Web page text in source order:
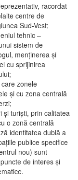
racordat
centre de
Sud-Vest;
tehnic –
sistem de
menţinerea şi
cu sprijinirea
zonele
şi cu zona centrală
şi turişti, prin calitatea
o zonă centrală
identitatea dublă a
publice specifice
nou) sunt
de interes şi